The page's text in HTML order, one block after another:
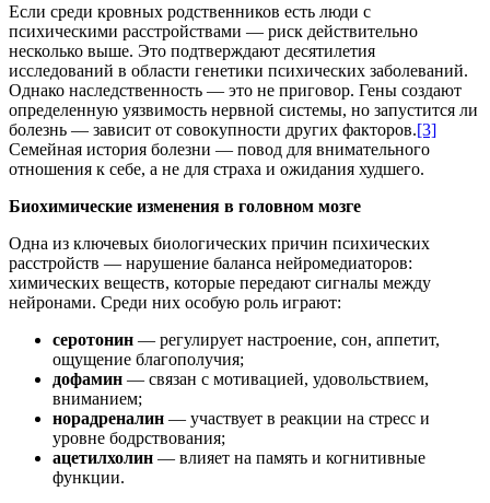
Если среди кровных родственников есть люди с
психическими расстройствами — риск действительно
несколько выше. Это подтверждают десятилетия
исследований в области генетики психических заболеваний.
Однако наследственность — это не приговор. Гены создают
определенную уязвимость нервной системы, но запустится ли
болезнь — зависит от совокупности других факторов.[3]
Семейная история болезни — повод для внимательного
отношения к себе, а не для страха и ожидания худшего.
Биохимические изменения в головном мозге
Одна из ключевых биологических причин психических
расстройств — нарушение баланса нейромедиаторов:
химических веществ, которые передают сигналы между
нейронами. Среди них особую роль играют:
серотонин — регулирует настроение, сон, аппетит,
ощущение благополучия;
дофамин — связан с мотивацией, удовольствием,
вниманием;
норадреналин — участвует в реакции на стресс и
уровне бодрствования;
ацетилхолин — влияет на память и когнитивные
функции.